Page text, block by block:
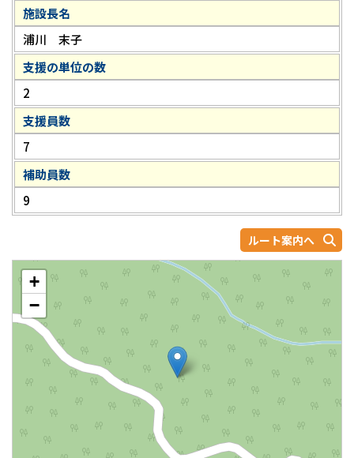
施設長名
浦川 末子
支援の単位の数
2
支援員数
7
補助員数
9
ルート案内へ
+
−